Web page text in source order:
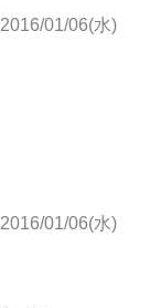
2016/01/06(水)
2016/01/06(水)